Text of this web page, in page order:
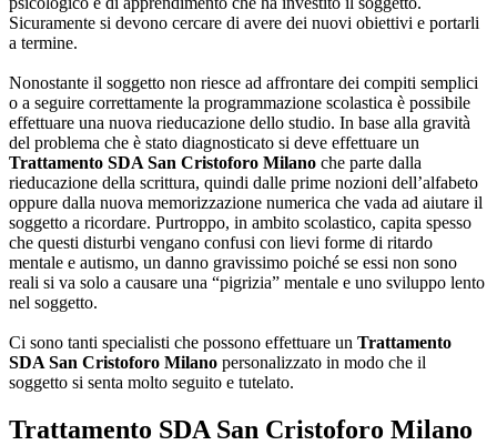
Sicuramente si devono cercare di avere dei nuovi obiettivi e portarli
a termine.
Nonostante il soggetto non riesce ad affrontare dei compiti semplici
o a seguire correttamente la programmazione scolastica è possibile
effettuare una nuova rieducazione dello studio. In base alla gravità
del problema che è stato diagnosticato si deve effettuare un
Trattamento SDA San Cristoforo Milano che parte dalla
rieducazione della scrittura, quindi dalle prime nozioni dell’alfabeto
oppure dalla nuova memorizzazione numerica che vada ad aiutare il
soggetto a ricordare. Purtroppo, in ambito scolastico, capita spesso
che questi disturbi vengano confusi con lievi forme di ritardo
mentale e autismo, un danno gravissimo poiché se essi non sono
reali si va solo a causare una “pigrizia” mentale e uno sviluppo lento
nel soggetto.
Ci sono tanti specialisti che possono effettuare un Trattamento
SDA San Cristoforo Milano personalizzato in modo che il
soggetto si senta molto seguito e tutelato.
Trattamento SDA San Cristoforo Milano